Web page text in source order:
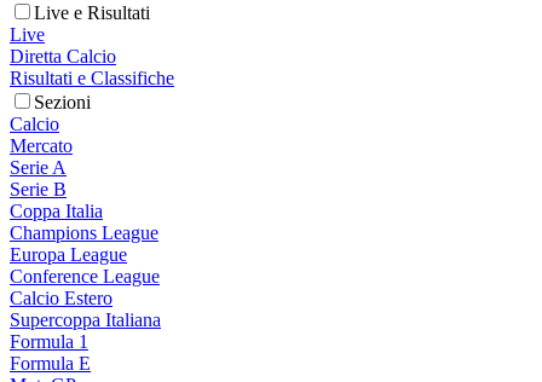
Live e Risultati
Live
Diretta Calcio
Risultati e Classifiche
Sezioni
Calcio
Mercato
Serie A
Serie B
Coppa Italia
Champions League
Europa League
Conference League
Calcio Estero
Supercoppa Italiana
Formula 1
Formula E